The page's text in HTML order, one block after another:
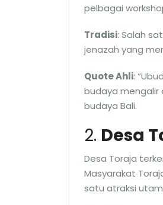
pelbagai
Tradisi: Salah
jenazah yang
Quote Ahli:
budaya mengalir
budaya Bali.
2. Desa
Desa Toraja
Masyarakat
satu atraksi